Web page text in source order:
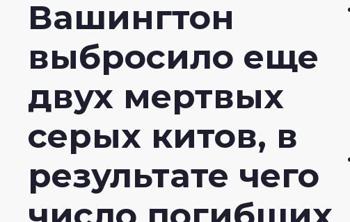
Вашингтон
выбросило еще
двух мертвых
серых китов, в
результате чего